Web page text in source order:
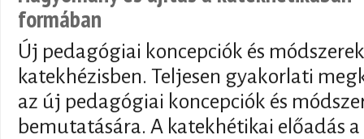
formában
Új pedagógiai koncepciók és
katekhézisben. Teljesen gyakorlati
az új pedagógiai koncepciók és
bemutatására. A katekhétikai előadás